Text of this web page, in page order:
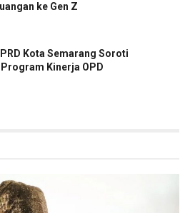
ke Gen Z
Kota Semarang Soroti
Kinerja OPD